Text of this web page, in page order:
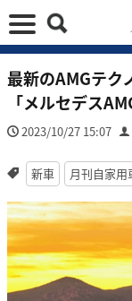
最新のAMGテク
「メルセデス
2023/10/27 15:07
新車 月刊自家用